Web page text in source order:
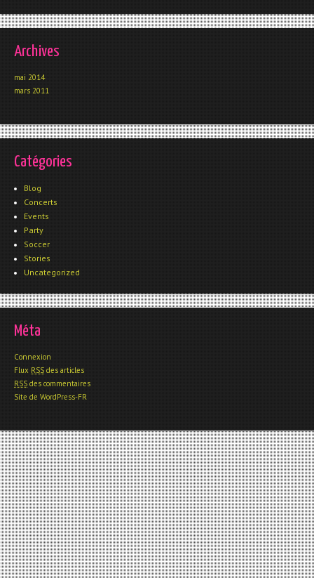
Archives
mai 2014
mars 2011
Catégories
Blog
Concerts
Events
Party
Soccer
Stories
Uncategorized
Méta
Connexion
Flux RSS des articles
RSS des commentaires
Site de WordPress-FR